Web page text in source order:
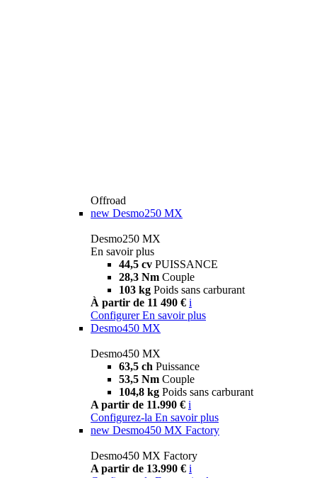
Offroad
new Desmo250 MX
Desmo250 MX
En savoir plus
44,5 cv PUISSANCE
28,3 Nm Couple
103 kg Poids sans carburant
À partir de 11 490 € i
Configurer En savoir plus
Desmo450 MX
Desmo450 MX
63,5 ch Puissance
53,5 Nm Couple
104,8 kg Poids sans carburant
A partir de 11.990 € i
Configurez-la En savoir plus
new Desmo450 MX Factory
Desmo450 MX Factory
A partir de 13.990 € i